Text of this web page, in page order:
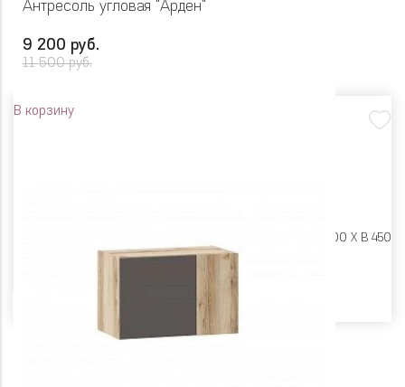
Антресоль угловая "Арден"
9 200 руб.
11 500 руб.
В корзину
Ш 900 X Г 400 X В 450